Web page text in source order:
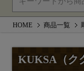
HOME 商品一覧
KUKSA（ク